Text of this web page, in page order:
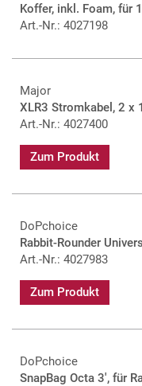
Koffer, inkl. Foam, für
Art.-Nr.: 4027198
Major
XLR3 Stromkabel, 2 x
Art.-Nr.: 4027400
Zum Produkt
DoPchoice
Rabbit-Rounder
Art.-Nr.: 4027983
Zum Produkt
DoPchoice
SnapBag Octa 3', für